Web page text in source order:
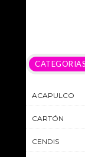
CATEGORIAS
ACAPULCO
CARTÓN
CENDIS